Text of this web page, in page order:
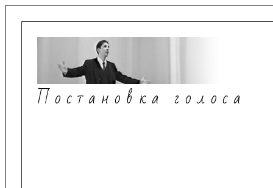
Постановка голоса